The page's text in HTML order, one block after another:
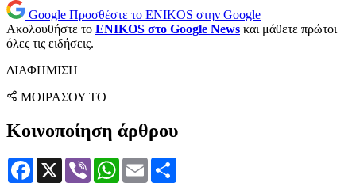
Google Προσθέστε το ENIKOS στην Google
Ακολουθήστε το ENIKOS στο Google News και μάθετε πρώτοι
όλες τις ειδήσεις.
ΔΙΑΦΗΜΙΣΗ
ΜΟΙΡΑΣΟΥ ΤΟ
Κοινοποίηση άρθρου
Facebook
X Viber WhatsApp
Email